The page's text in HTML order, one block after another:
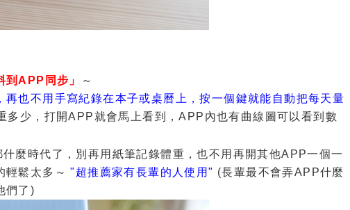
到APP同步」
～
再也不用手寫紀錄在本子或桌曆上，按一個鍵就能自動把每天量
多少，打開APP就會馬上看到，APP內也有曲線圖可以看到數
什麼時代了，別再用紙筆記錄體重，也不用再開其他APP一個一
輕鬆太多～"超推薦家有長輩的人使用" (長輩最不會弄APP什麼
們了)